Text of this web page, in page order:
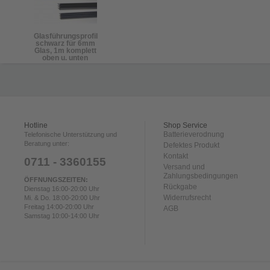
Glasführungsprofil
schwarz für 6mm
Glas, 1m komplett
oben u. unten
Hotline
Telefonische Unterstützung und
Beratung unter:
0711 - 3360155
ÖFFNUNGSZEITEN:
Dienstag 16:00-20:00 Uhr
Mi. & Do. 18:00-20:00 Uhr
Freitag 14:00-20:00 Uhr
Samstag 10:00-14:00 Uhr
Shop Service
Batterieverodnung
Defektes Produkt
Kontakt
Versand und
Zahlungsbedingungen
Rückgabe
Widerrufsrecht
AGB